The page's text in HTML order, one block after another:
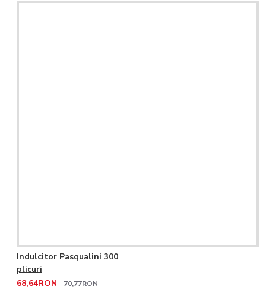
Indulcitor Pasqualini 300
plicuri
68,64RON
70,77RON